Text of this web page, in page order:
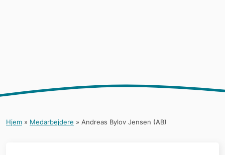
Hjem » Medarbejdere » Andreas Bylov Jensen (AB)